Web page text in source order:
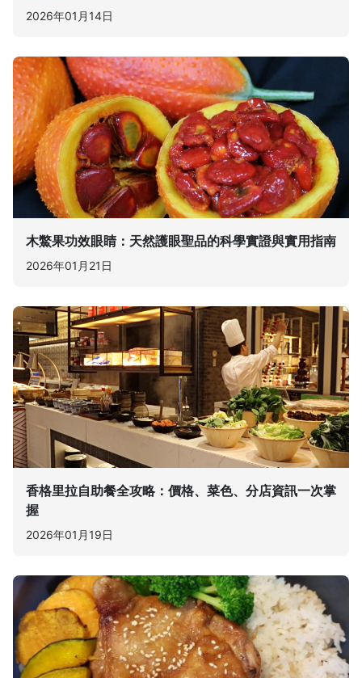
2026年01月14日
木鱉果功效眼睛：天然護眼聖品的科學實證與實用指南
2026年01月21日
香格里拉自助餐全攻略：價格、菜色、分店資訊一次掌
握
2026年01月19日